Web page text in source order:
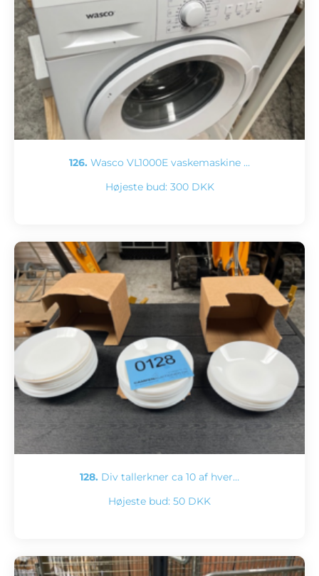
126. Wasco VL1000E vaskemaskine …
Højeste bud: 300 DKK
128. Div tallerkner ca 10 af hver…
Højeste bud: 50 DKK